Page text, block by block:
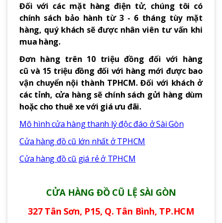
Đối với các mặt hàng điện tử, chúng tôi có
chính sách bảo hành từ 3 - 6 tháng tùy mặt
hàng, quý khách sẽ được nhân viên tư vấn khi
mua hàng.
Đơn hàng trên 10 triệu đồng đối với hàng
cũ và 15 triệu đồng đối với hàng mới được bao
vận chuyển nội thành TPHCM. Đối với khách ở
các tỉnh, cửa hàng sẽ chính sách gửi hàng dùm
hoặc cho thuê xe với giá ưu đãi.
Mô hình cửa hàng thanh lý độc đáo ở Sài Gòn
Cửa hàng đồ cũ lớn nhất ở TPHCM
Cửa hàng đồ cũ giá rẻ ở TPHCM
CỬA HÀNG ĐỒ CŨ LỆ SÀI GÒN
327 Tân Sơn, P15, Q. Tân Bình, TP.HCM